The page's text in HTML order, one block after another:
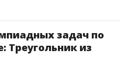
задач по
Треугольник из